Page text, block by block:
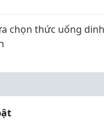
chọn thức uống